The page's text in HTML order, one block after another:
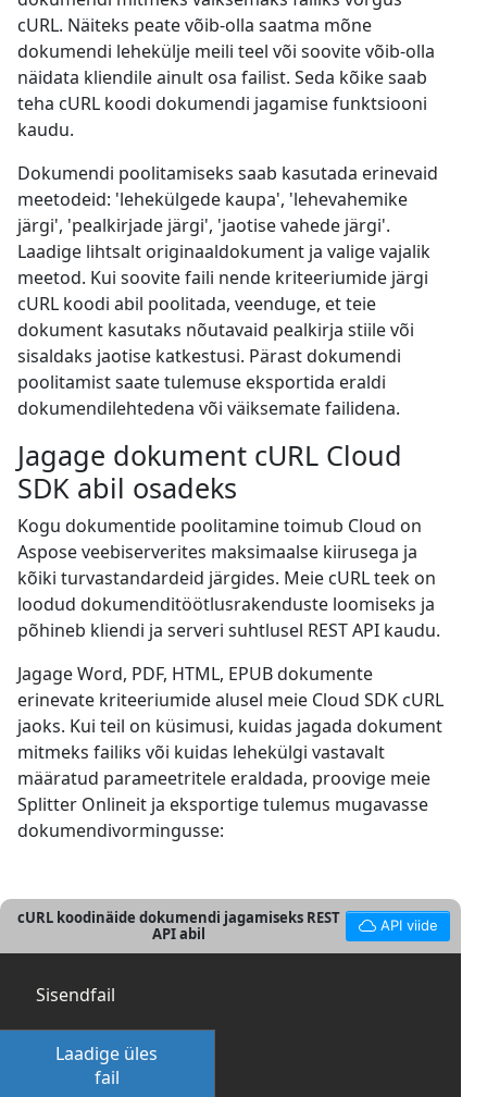
cURL. Näiteks peate võib-olla saatma mõne
dokumendi lehekülje meili teel või soovite võib-olla
näidata kliendile ainult osa failist. Seda kõike saab
teha cURL koodi dokumendi jagamise funktsiooni
kaudu.
Dokumendi poolitamiseks saab kasutada erinevaid
meetodeid: 'lehekülgede kaupa', 'lehevahemike
järgi', 'pealkirjade järgi', 'jaotise vahede järgi'.
Laadige lihtsalt originaaldokument ja valige vajalik
meetod. Kui soovite faili nende kriteeriumide järgi
cURL koodi abil poolitada, veenduge, et teie
dokument kasutaks nõutavaid pealkirja stiile või
sisaldaks jaotise katkestusi. Pärast dokumendi
poolitamist saate tulemuse eksportida eraldi
dokumendilehtedena või väiksemate failidena.
Jagage dokument cURL Cloud
SDK abil osadeks
Kogu dokumentide poolitamine toimub Cloud on
Aspose veebiserverites maksimaalse kiirusega ja
kõiki turvastandardeid järgides. Meie cURL teek on
loodud dokumenditöötlusrakenduste loomiseks ja
põhineb kliendi ja serveri suhtlusel REST API kaudu.
Jagage Word, PDF, HTML, EPUB dokumente
erinevate kriteeriumide alusel meie Cloud SDK cURL
jaoks. Kui teil on küsimusi, kuidas jagada dokument
mitmeks failiks või kuidas lehekülgi vastavalt
määratud parameetritele eraldada, proovige meie
Splitter Onlineit ja eksportige tulemus mugavasse
dokumendivormingusse:
cURL koodinäide dokumendi jagamiseks REST
API abil
API viide
Sisendfail
Laadige üles
fail